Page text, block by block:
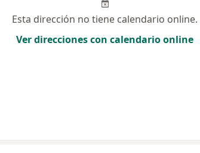
Esta dirección no tiene calendario online.
Ver direcciones con calendario online